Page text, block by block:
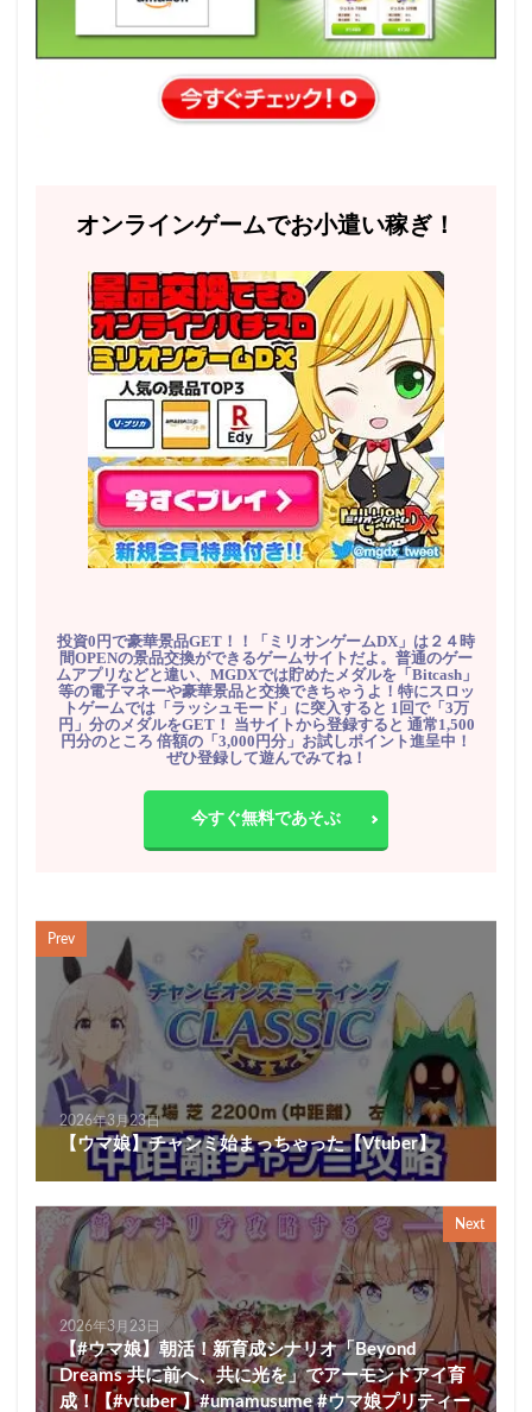
オンラインゲームでお小遣い稼ぎ！
投資0円で豪華景品GET！！「ミリオンゲームDX」は２４時
間OPENの景品交換ができるゲームサイトだよ。普通のゲー
ムアプリなどと違い、MGDXでは貯めたメダルを「Bitcash」
等の電子マネーや豪華景品と交換できちゃうよ！特にスロッ
トゲームでは「ラッシュモード」に突入すると 1回で「3万
円」分のメダルをGET！ 当サイトから登録すると 通常1,500
円分のところ 倍額の「3,000円分」お試しポイント進呈中！
ぜひ登録して遊んでみてね！
今すぐ無料であそぶ
Prev
2026年3月23日
【ウマ娘】チャンミ始まっちゃった【Vtuber】
Next
2026年3月23日
【#ウマ娘】朝活！新育成シナリオ「Beyond
Dreams 共に前へ、共に光を」でアーモンドアイ育
成！【#vtuber 】#umamusume #ウマ娘プリティー